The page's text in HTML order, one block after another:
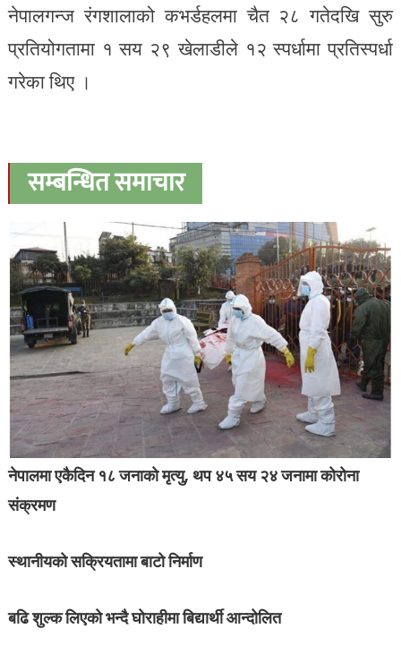
नेपालगन्ज रंगशालाको कभर्डहलमा चैत २८ गतेदखि सुरु
प्रतियोगतामा १ सय २९ खेलाडीले १२ स्पर्धामा प्रतिस्पर्धा
गरेका थिए ।
सम्बन्धित समाचार
नेपालमा एकैदिन १८ जनाको मृत्यु, थप ४५ सय २४ जनामा कोरोना
संक्रमण
स्थानीयको सक्रियतामा बाटो निर्माण
बढि शुल्क लिएको भन्दै घोराहीमा बिद्यार्थी आन्दोलित